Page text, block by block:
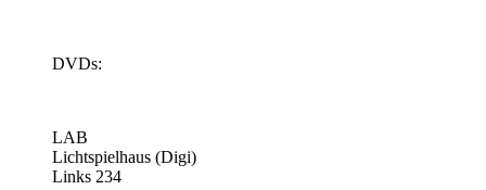
DVDs:
LAB
Lichtspielhaus (Digi)
Links 234